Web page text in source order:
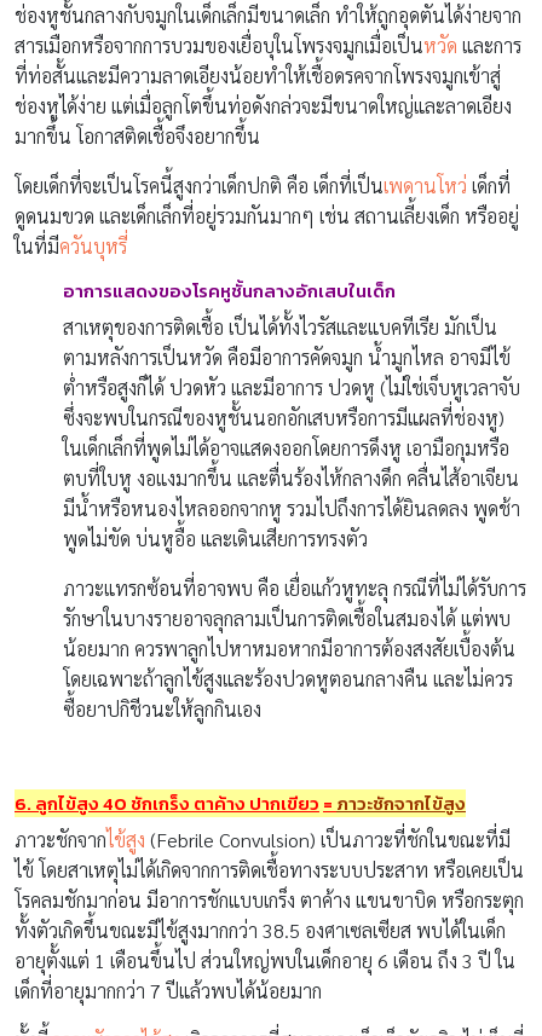
ช่องหูชั้นกลางกับจมูกในเด็กเล็กมีขนาดเล็ก ทำให้ถูกอุดตันได้ง่ายจาก
สารเมือกหรือจากการบวมของเยื่อบุในโพรงจมูกเมื่อเป็นหวัด และการ
ที่ท่อสั้นและมีความลาดเอียงน้อยทำให้เชื้อดรคจากโพรงจมูกเข้าสู่
ช่องหูได้ง่าย แต่เมื่อลูกโตขึ้นท่อดังกล่วจะมีขนาดใหญ่และลาดเอียง
มากขึ้น โอกาสติดเชื้อจึงอยากขึ้น
โดยเด็กที่จะเป็นโรคนี้สูงกว่าเด็กปกติ คือ เด็กที่เป็นเพดานโหว่ เด็กที่
ดูดนมขวด และเด็กเล็กที่อยู่รวมกันมากๆ เช่น สถานเลี้ยงเด็ก หรืออยู่
ในที่มีควันบุหรี่
อาการแสดงของโรคหูชั้นกลางอักเสบในเด็ก
สาเหตุของการติดเชื้อ เป็นได้ทั้งไวรัสและแบคทีเรีย มักเป็น
ตามหลังการเป็นหวัด คือมีอาการคัดจมูก น้ำมูกไหล อาจมีไข้
ต่ำหรือสูงก็ได้ ปวดหัว และมีอาการ ปวดหู (ไม่ใช่เจ็บหูเวลาจับ
ซึ่งจะพบในกรณีของหูชั้นนอกอักเสบหรือการมีแผลที่ช่องหู)
ในเด็กเล็กที่พูดไม่ได้อาจแสดงออกโดยการดึงหู เอามือกุมหรือ
ตบที่ใบหู งอแงมากขึ้น และตื่นร้องไห้กลางดึก คลื่นไส้อาเจียน
มีน้ำหรือหนองไหลออกจากหู รวมไปถึงการได้ยินลดลง พูดช้า
พูดไม่ขัด บ่นหูอื้อ และเดินเสียการทรงตัว
ภาวะแทรกซ้อนที่อาจพบ คือ เยื่อแก้วหูทะลุ กรณีที่ไม่ได้รับการ
รักษาในบางรายอาจลุกลามเป็นการติดเชื้อในสมองได้ แต่พบ
น้อยมาก ควรพาลูกไปหาหมอหากมีอาการต้องสงสัยเบื้องต้น
โดยเฉพาะถ้าลูกไข้สูงและร้องปวดหูตอนกลางคืน และไม่ควร
ซื้อยาปกิชีวนะให้ลูกกินเอง
6. ลูกไข้สูง40 ชักเกร็ง ตาค้าง ปากเขียว = ภาวะชักจากไข้สูง
ภาวะชักจากไข้สูง (Febrile Convulsion) เป็นภาวะที่ชักในขณะที่มี
ไข้ โดยสาเหตุไม่ได้เกิดจากการติดเชื้อทางระบบประสาท หรือเคยเป็น
โรคลมชักมาก่อน มีอาการชักแบบเกร็ง ตาค้าง แขนขาบิด หรือกระตุก
ทั้งตัวเกิดขึ้นขณะมีไข้สูงมากกว่า 38.5 องศาเซลเซียส พบได้ในเด็ก
อายุตั้งแต่ 1 เดือนขึ้นไป ส่วนใหญ่พบในเด็กอายุ 6 เดือน ถึง 3 ปี ใน
เด็กที่อายุมากกว่า 7 ปีแล้วพบได้น้อยมาก